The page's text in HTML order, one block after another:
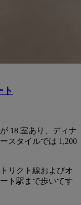
ト
18 室あり、ディナ
スタイルでは 1,200
リクト線およびオ
ト駅まで歩いてす